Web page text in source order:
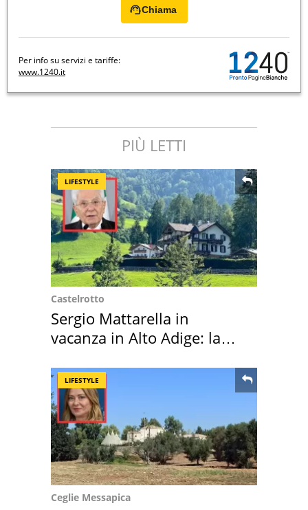
Chiama
Per info su servizi e tariffe:
www.1240.it
PIÙ LETTI
LIFESTYLE
Castelrotto
Sergio Mattarella in
vacanza in Alto Adige: la
LIFESTYLE
Ceglie Messapica